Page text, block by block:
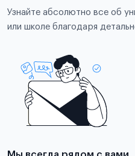
Узнайте абсолютно все об
или школе благодаря